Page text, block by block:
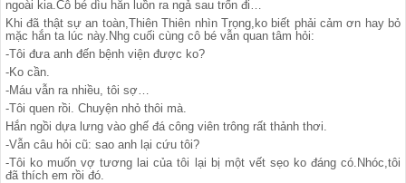
ngoài kia.Cô bé dìu hắn luồn ra ngả sau trốn đi…
Khi đã thật sự an toàn,Thiên Thiên nhìn Trọng,ko biết phải cảm ơn hay bỏ
mặc hắn ta lúc này.Nhg cuối cùng cô bé vẫn quan tâm hỏi:
-Tôi đưa anh đến bệnh viện được ko?
-Ko cần.
-Máu vẫn ra nhiều, tôi sợ…
-Tôi quen rồi. Chuyện nhỏ thôi mà.
Hắn ngồi dựa lưng vào ghế đá công viên trông rất thảnh thơi.
-Vẫn câu hỏi cũ: sao anh lại cứu tôi?
-Tôi ko muốn vợ tương lai của tôi lại bị một vết sẹo ko đáng có.Nhóc,tôi
đã thích em rồi đó.